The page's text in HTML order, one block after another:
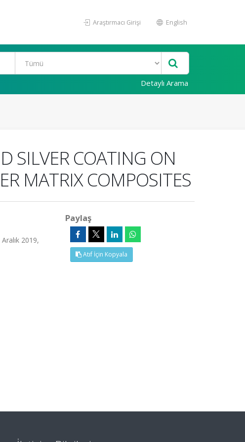
Araştırmacı Girişi English
Detaylı Arama
SILVER COATING ON
MATRIX COMPOSITES
2019,
Paylaş
Atıf İçin Kopyala